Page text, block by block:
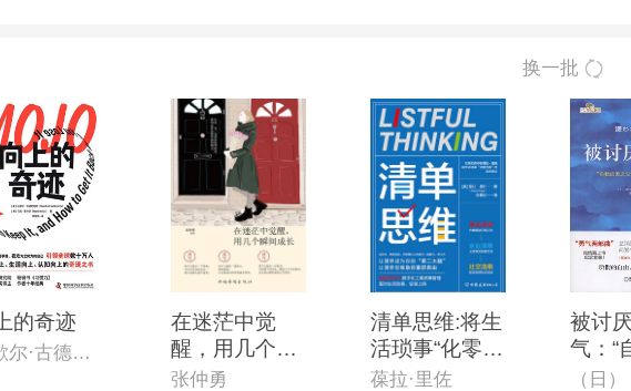
换一批
的奇迹
马歇尔·古德史密斯
在迷茫中觉
醒，用几个瞬
间长大
张仲勇
清单思维:将生
活琐事“化零为
整”的*时间管
葆拉·里佐
被讨
气：“
之父